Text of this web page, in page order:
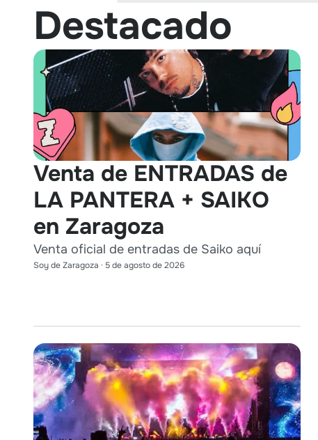
Destacado
Venta de ENTRADAS de
LA PANTERA + SAIKO
en Zaragoza
Venta oficial de entradas de Saiko aquí
Soy de Zaragoza · 5 de agosto de 2026